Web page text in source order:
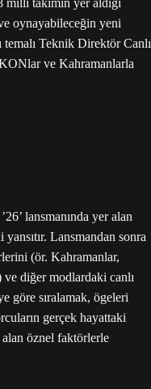
oynayabileceğin yeni
Teknik Direktör Canlı
ve Kahramanlarla
lansmanında yer alan
Lansmandan sonra
(ör. Kahramanlar,
diğer modlardaki canlı
göre sıralamak, ögeleri
gerçek hayattaki
öznel faktörlerle